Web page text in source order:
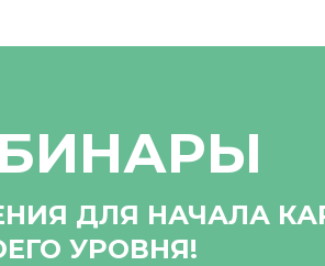
ДЛЯ НАЧАЛА
УРОВНЯ!